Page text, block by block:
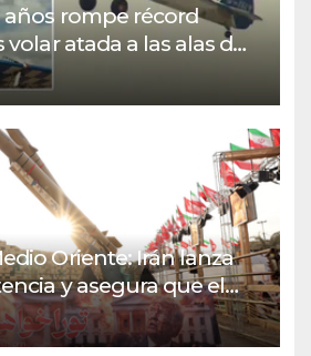
años rompe récord
volar atada a las alas de
Oriente: Irán lanza
y asegura que el
quedar “a
una agresión de EE. UU.